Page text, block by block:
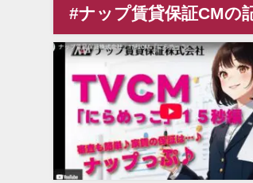
#ナップ賃貸保証CMの